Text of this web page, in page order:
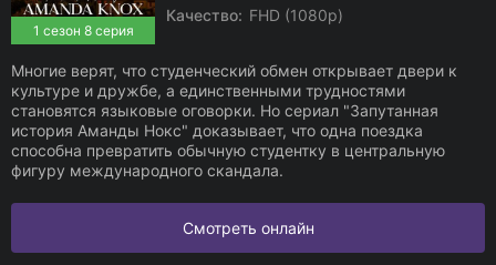
1 сезон 8 серия
Качество: FHD (1080p)
Многие верят, что студенческий обмен открывает двери к
культуре и дружбе, а единственными трудностями
становятся языковые оговорки. Но сериал "Запутанная
история Аманды Нокс" доказывает, что одна поездка
способна превратить обычную студентку в центральную
фигуру международного скандала.
Смотреть онлайн